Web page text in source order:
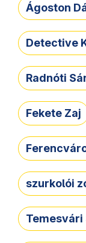
Ágoston
Detective
Radnóti
Fekete Zaj
szurkolói
Temesvári